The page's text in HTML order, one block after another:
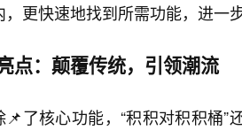
，更快速地找到所需功能，进一
点：颠覆传统，引领潮流
📌了核心功能，“积积对积积桶